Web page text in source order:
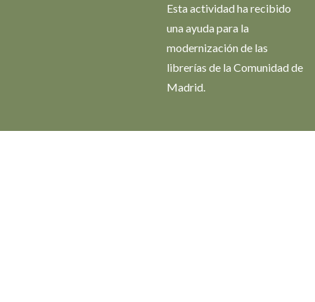
Esta actividad ha recibido
una ayuda para la
modernización de las
librerías de la Comunidad de
Madrid.